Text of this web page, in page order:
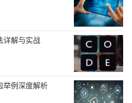
详解与实战
举例深度解析